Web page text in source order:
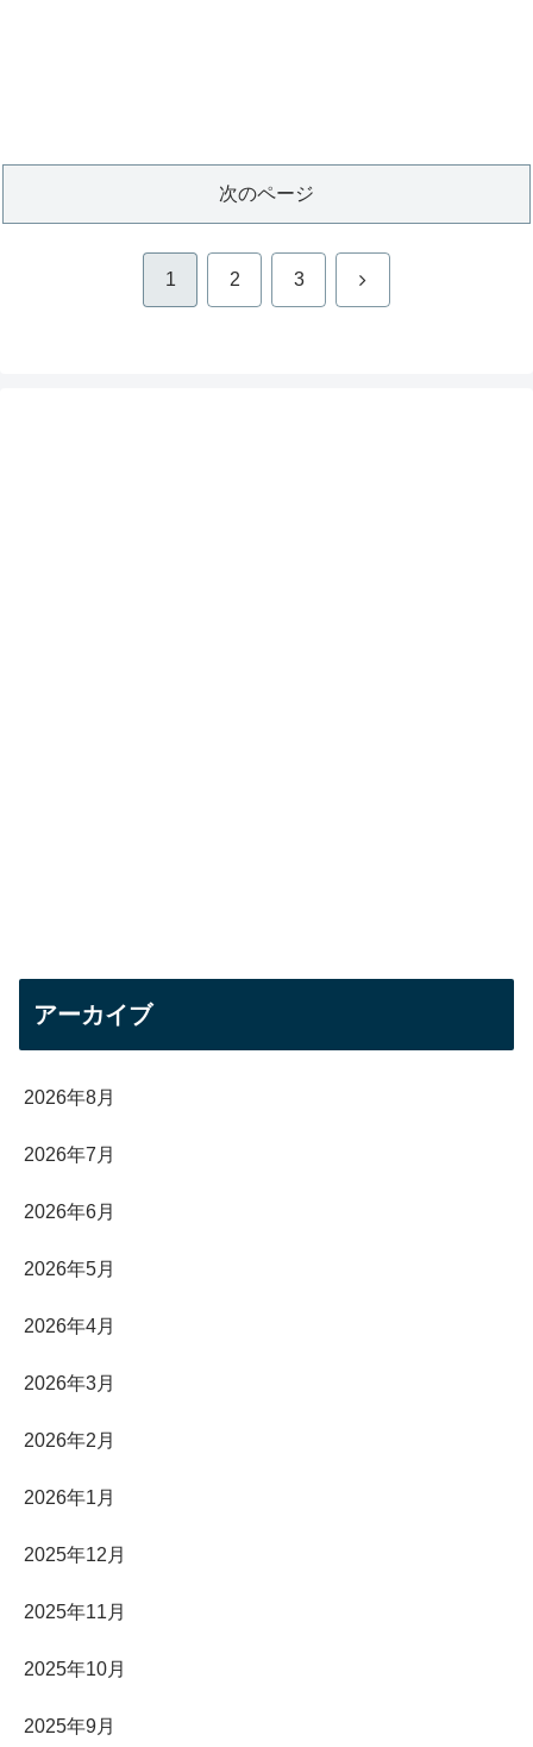
次のページ
1 2 3 次
アーカイブ
2026年8月
2026年7月
2026年6月
2026年5月
2026年4月
2026年3月
2026年2月
2026年1月
2025年12月
2025年11月
2025年10月
2025年9月